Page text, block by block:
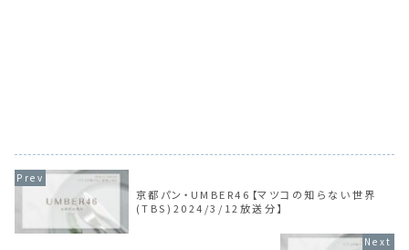
京都パン・UMBER46【マツコの知らない世界
(TBS)2024/3/12放送分】